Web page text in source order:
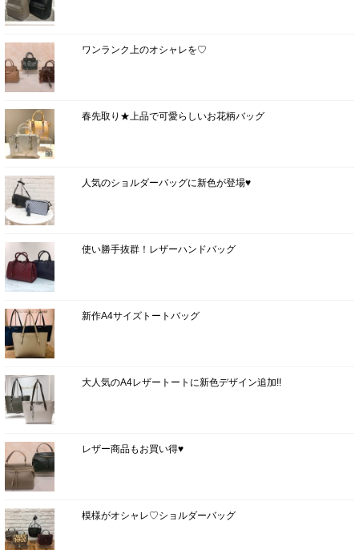
ワンランク上のオシャレを♡
春先取り★上品で可愛らしいお花柄バッグ
人気のショルダーバッグに新色が登場♥
使い勝手抜群！レザーハンドバッグ
新作A4サイズトートバッグ
大人気のA4レザートートに新色デザイン追加!!
レザー商品もお買い得♥
模様がオシャレ♡ショルダーバッグ